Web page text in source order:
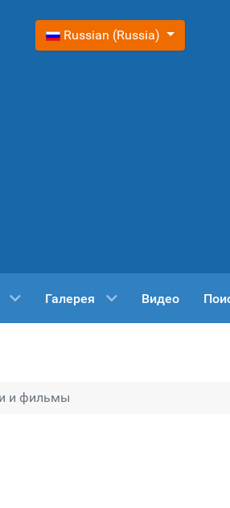
Выберите язык
Russian (Russia)
Галерея Видео
и фильмы